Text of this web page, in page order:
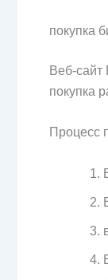
покупка
Веб-сайт
покупка
Процесс